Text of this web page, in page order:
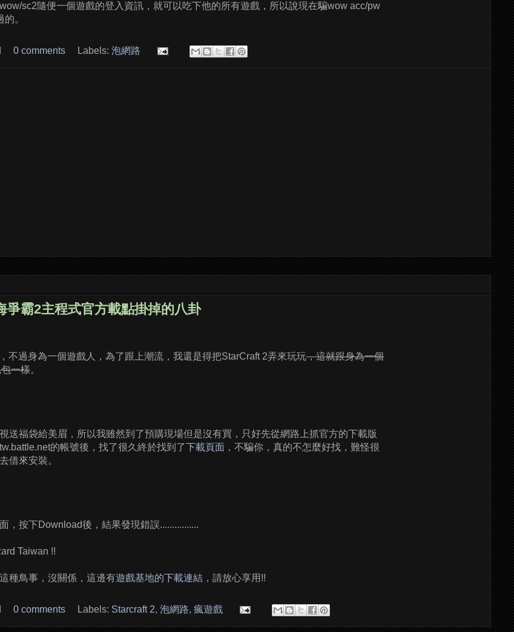
sc2隨便一個遊戲的登入資訊，就可以吃下他的所有遊戲，所以說現在騙wow acc/pw
。
0 comments Labels: 泡網路
爭霸2主程式官方載點掛掉的八卦
不過身為一個遊戲人，為了跟上潮流，我還是得把StarCraft 2弄來玩玩，這就跟身為一個
一樣。
送福袋給美眉，所以我雖然到了預購現場但是沒有買，只好先從網路上抓官方的下載版
的帳號後，找了很久終於找到了下載頁面 ，不騙你，真的不怎麼好找，難怪很
借來安裝。
，按下Download後，結果發現錯誤................
Taiwan !!
種鳥事，沒關係，這邊有遊戲基地的下載連結 ，請放心享用!!
0 comments Labels: Starcraft 2, 泡網路, 瘋遊戲